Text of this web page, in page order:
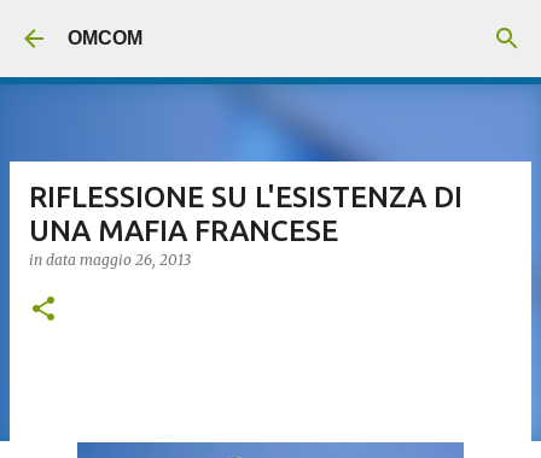
OMCOM
RIFLESSIONE SU L'ESISTENZA DI
UNA MAFIA FRANCESE
in data maggio 26, 2013